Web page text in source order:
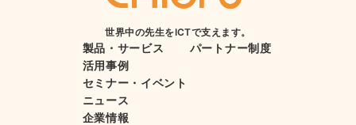
世界中の先生をICTで支えます。
製品・サービス
活用事例
セミナー・イベント
ニュース
企業情報
パートナー制度